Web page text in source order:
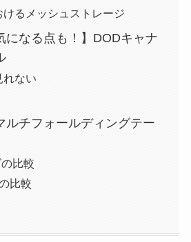
けるメッシュストレージ
になる点も！】DODキャナ
れない
チフォールディングテー
比較
比較